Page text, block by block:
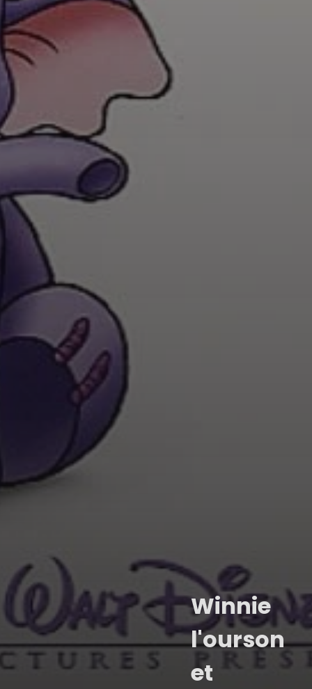
Winnie
l'ourson
et